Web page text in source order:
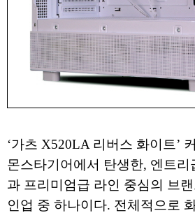
‘가츠 X520LA 리버스 화이트’
몬스타기어에서 탄생한, 엔트리
과 프리미엄급 라인 중심의 브
인업 중 하나이다. 전체적으로